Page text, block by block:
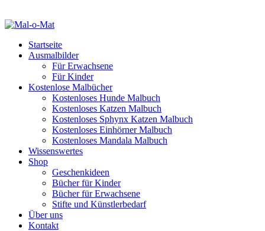
Startseite
Ausmalbilder
Für Erwachsene
Für Kinder
Kostenlose Malbücher
Kostenloses Hunde Malbuch
Kostenloses Katzen Malbuch
Kostenloses Sphynx Katzen Malbuch
Kostenloses Einhörner Malbuch
Kostenloses Mandala Malbuch
Wissenswertes
Shop
Geschenkideen
Bücher für Kinder
Bücher für Erwachsene
Stifte und Künstlerbedarf
Über uns
Kontakt